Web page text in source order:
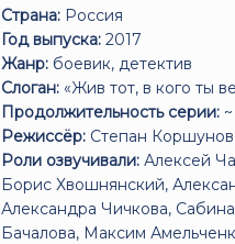
Страна: Россия
Год выпуска: 2017
Жанр: боевик, детектив
Слоган: «Жив тот, в кого ты
Продолжительность серии:
Режиссёр: Степан Коршунов
Роли озвучивали: Алексей
Борис Хвошнянский,
Александра Чичкова,
Бачалова, Максим